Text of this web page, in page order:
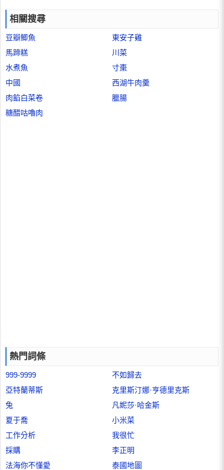
相關搜尋
豆瓣鯽魚
東安子雞
馬蹄糕
川菜
水煮魚
寸棗
中國
西湖牛肉羹
肉餡白菜卷
臘腸
糖醋咕嚕肉
熱門詞條
999-9999
不如歸去
亞特蘭蒂斯
克里斯汀娜·亨德里克斯
兔
凡妮莎·哈金斯
夏于喬
小米菜
工作分析
我很忙
採購
李正明
法海你不懂愛
泰國地圖